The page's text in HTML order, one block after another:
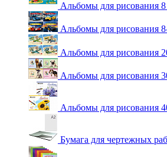
Альбомы для рисования 8
Альбомы для рисования
Альбомы для рисования
Альбомы для рисования
Альбомы для рисования
Бумага для чертежных